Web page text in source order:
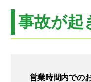
事故が起
営業時間内での